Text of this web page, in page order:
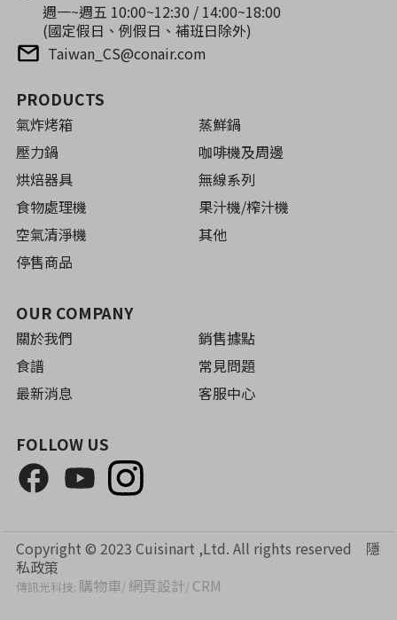
週一~週五 10:00~12:30 / 14:00~18:00
(國定假日、例假日、補班日除外)
Taiwan_CS@conair.com
PRODUCTS
氣炸烤箱
蒸鮮鍋
壓力鍋
咖啡機及周邊
烘焙器具
無線系列
食物處理機
果汁機/榨汁機
空氣清淨機
其他
停售商品
OUR COMPANY
關於我們
銷售據點
食譜
常見問題
最新消息
客服中心
FOLLOW US
Copyright © 2023 Cuisinart ,Ltd. All rights reserved 隱
私政策
傳訊光科技: 購物車/ 網頁設計/ CRM